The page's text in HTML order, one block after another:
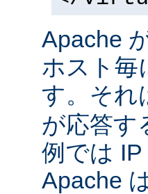
Apache
ホスト毎
す。それ
が応答す
例では
Apache